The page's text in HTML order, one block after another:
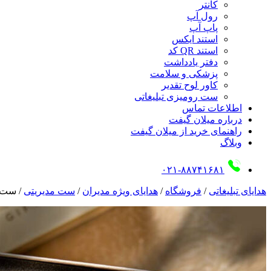
کانتر
رول آپ
پاپ آپ
استند ایکس
استند QR کد
دفتر یادداشت
پزشکی و سلامت
کاور لوح تقدیر
ست رومیزی تبلیغاتی
اطلاعات تماس
درباره میلان گیفت
راهنمای خرید از میلان گیفت
وبلاگ
۰۲۱-۸۸۷۴۱۶۸۱
هدایای تبلیغاتی / فروشگاه / هدایای ویژه مدیران / ست مدیریتی / ست